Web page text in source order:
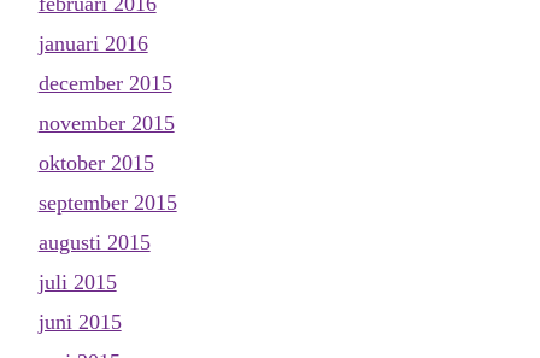
januari 2016
december 2015
november 2015
oktober 2015
september 2015
augusti 2015
juli 2015
juni 2015